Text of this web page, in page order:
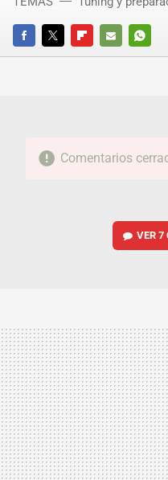
FACEBOOKTWITTERFLIPBOARD
E-
Comentarios
VER7